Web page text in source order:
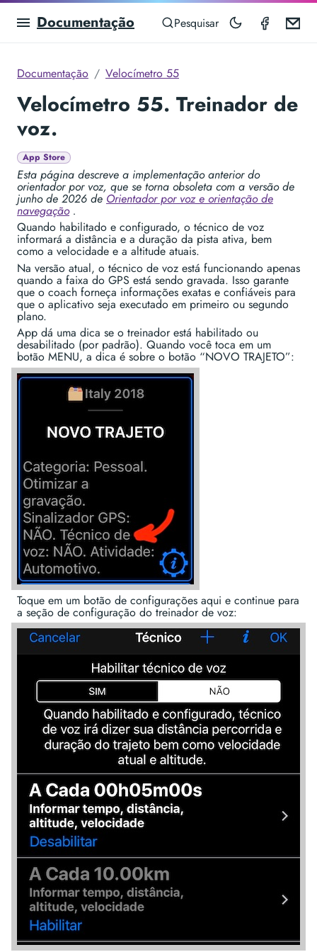
Documentação Pesquisar
Documentação Velocímetro 55
Velocímetro 55. Treinador de
voz.
App Store
Esta página descreve a implementação anterior do
orientador por voz, que se torna obsoleta com a versão de
junho de 2026 de Orientador por voz e orientação de
navegação.
Quando habilitado e configurado, o técnico de voz
informará a distância e a duração da pista ativa, bem
como a velocidade e a altitude atuais.
Na versão atual, o técnico de voz está funcionando apenas
quando a faixa do GPS está sendo gravada. Isso garante
que o coach forneça informações exatas e confiáveis para
que o aplicativo seja executado em primeiro ou segundo
plano.
App dá uma dica se o treinador está habilitado ou
desabilitado (por padrão). Quando você toca em um
botão MENU, a dica é sobre o botão “NOVO TRAJETO”:
Toque em um botão de configurações aqui e continue para
a seção de configuração do treinador de voz: